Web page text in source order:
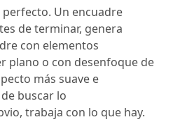
Un encuadre
de terminar, genera
con elementos
plano o con desenfoque de
más suave e
buscar lo
trabaja con lo que hay.